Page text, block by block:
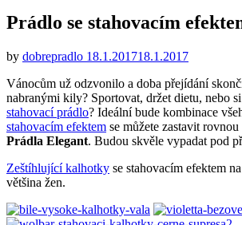
Prádlo se stahovacím
by dobrepradloPosted
18.1.201718.1.2017
Vánocům už odzvonilo a doba přejídání
nabranými kily? Sportovat, držet dietu, nebo
stahovací prádlo? Ideální bude kombinace
stahovacím efektem se můžete zastavit
Prádla Elegant. Budou skvěle vypadat pod
Zeštíhlující kalhotky se stahovacím efektem
většina žen.